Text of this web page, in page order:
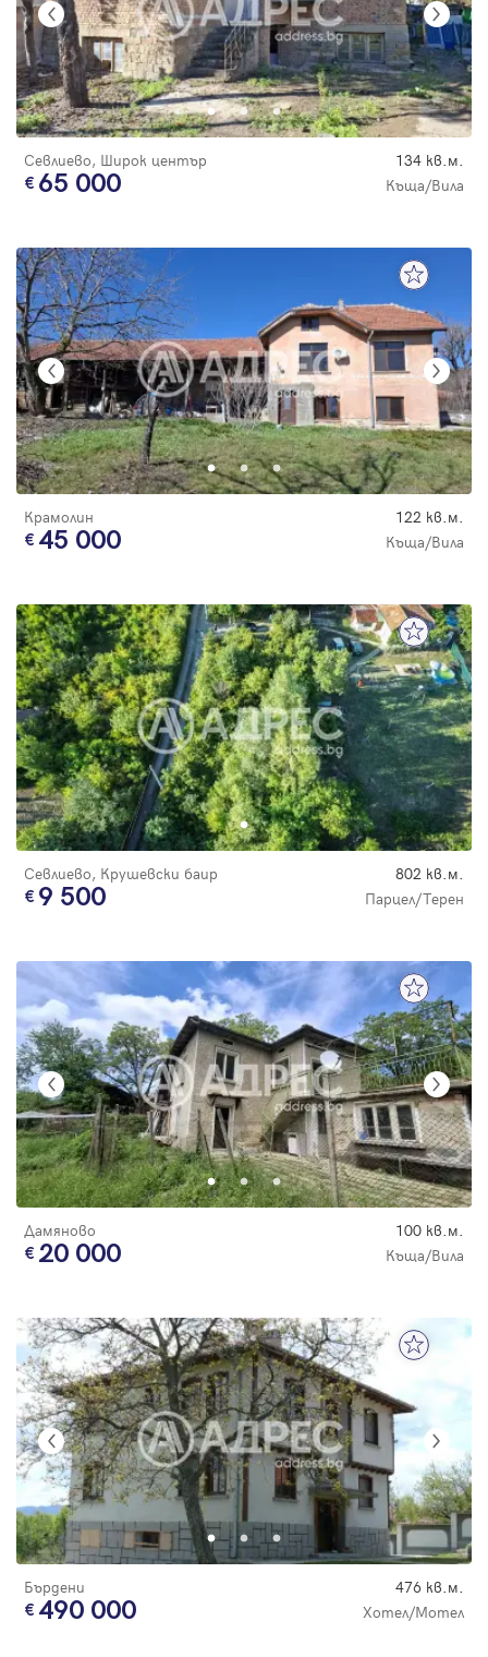
Севлиево, Широк център 134 кв.м.
65 000 Къща/Вила
Крамолин 122 кв.м.
45 000 Къща/Вила
Севлиево, Крушевски баир 802 кв.м.
9 500 Парцел/Терен
Дамяново 100 кв.м.
20 000 Къща/Вила
Бърдени 476 кв.м.
490 000 Хотел/Мотел